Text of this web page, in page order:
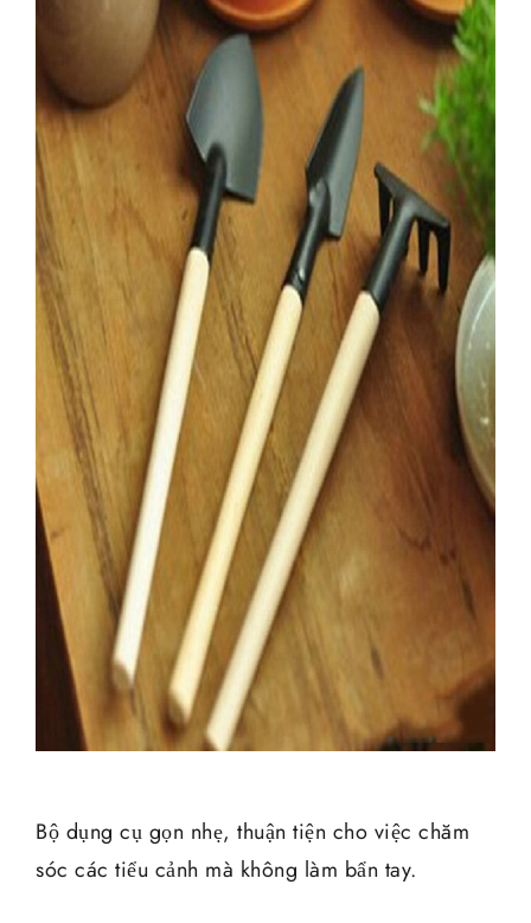
Bộ dụng cụ gọn nhẹ, thuận tiện cho việc chăm
sóc các tiểu cảnh mà không làm bẩn tay.